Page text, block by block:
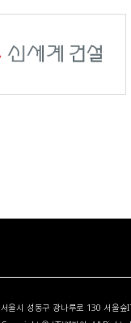
서울시 성동구 광나루로 130 서울